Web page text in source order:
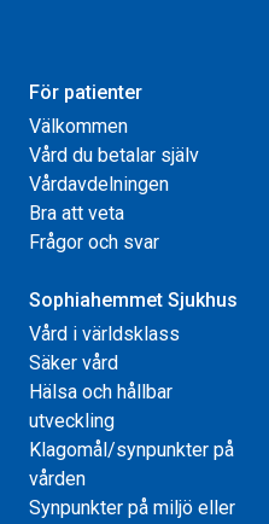
För patienter
Välkommen
Vård du betalar själv
Vårdavdelningen
Bra att veta
Frågor och svar
Sophiahemmet Sjukhus
Vård i världsklass
Säker vård
Hälsa och hållbar
utveckling
Klagomål/synpunkter på
vården
Synpunkter på miljö eller